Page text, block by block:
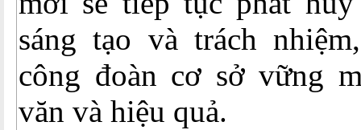
sáng tạo và trách
công đoàn cơ sở vững
văn và hiệu quả.